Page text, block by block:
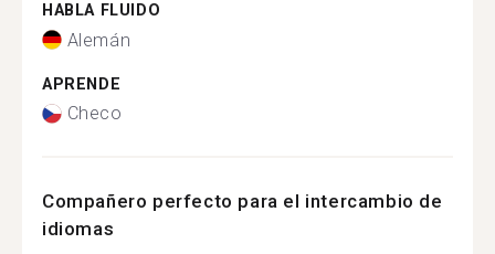
HABLA FLUIDO
Alemán
APRENDE
Checo
Compañero perfecto para el intercambio de
idiomas